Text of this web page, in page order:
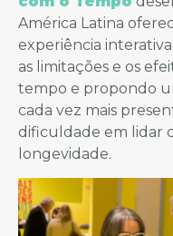
América Latina
experiência
as limitações e os
tempo e propondo
cada vez mais
dificuldade em lidar
longevidade.